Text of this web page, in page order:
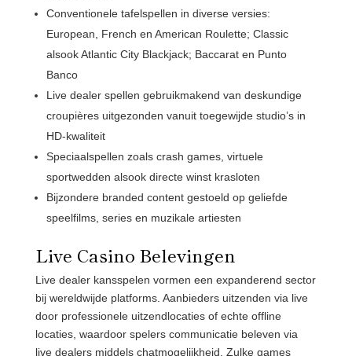
Conventionele tafelspellen in diverse versies:
European, French en American Roulette; Classic
alsook Atlantic City Blackjack; Baccarat en Punto
Banco
Live dealer spellen gebruikmakend van deskundige
croupières uitgezonden vanuit toegewijde studio’s in
HD-kwaliteit
Speciaalspellen zoals crash games, virtuele
sportwedden alsook directe winst krasloten
Bijzondere branded content gestoeld op geliefde
speelfilms, series en muzikale artiesten
Live Casino Belevingen
Live dealer kansspelen vormen een expanderend sector
bij wereldwijde platforms. Aanbieders uitzenden via live
door professionele uitzendlocaties of echte offline
locaties, waardoor spelers communicatie beleven via
live dealers middels chatmogelijkheid. Zulke games